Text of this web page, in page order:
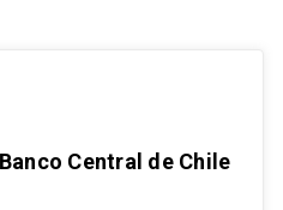
Central de Chile